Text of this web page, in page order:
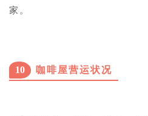
家。
10 咖啡屋营运状况